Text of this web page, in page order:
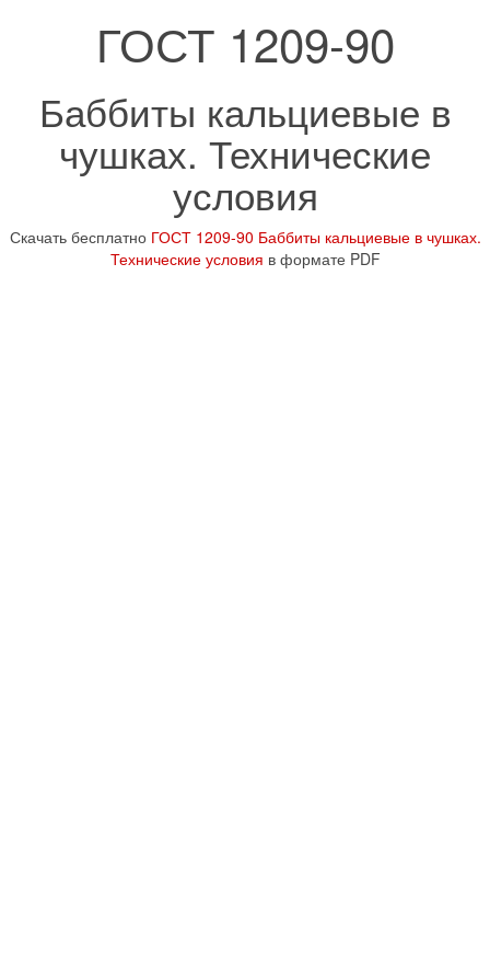
ГОСТ 1209-90
Баббиты кальциевые в
чушках. Технические
условия
Скачать бесплатно ГОСТ 1209-90 Баббиты кальциевые в чушках.
Технические условия в формате PDF